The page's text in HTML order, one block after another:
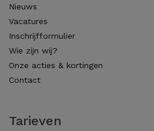
Nieuws
Vacatures
Inschrijfformulier
Wie zijn wij?
Onze acties & kortingen
Contact
Tarieven